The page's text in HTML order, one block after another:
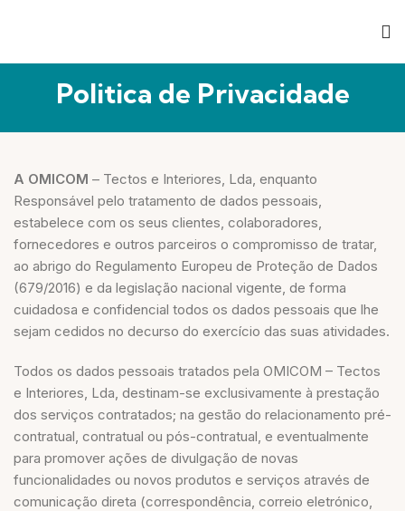
Politica de Privacidade
A OMICOM – Tectos e Interiores, Lda, enquanto
Responsável pelo tratamento de dados pessoais,
estabelece com os seus clientes, colaboradores,
fornecedores e outros parceiros o compromisso de tratar,
ao abrigo do Regulamento Europeu de Proteção de Dados
(679/2016) e da legislação nacional vigente, de forma
cuidadosa e confidencial todos os dados pessoais que lhe
sejam cedidos no decurso do exercício das suas atividades.
Todos os dados pessoais tratados pela OMICOM – Tectos
e Interiores, Lda, destinam-se exclusivamente à prestação
dos serviços contratados; na gestão do relacionamento pré-
contratual, contratual ou pós-contratual, e eventualmente
para promover ações de divulgação de novas
funcionalidades ou novos produtos e serviços através de
comunicação direta (correspondência, correio eletrónico,